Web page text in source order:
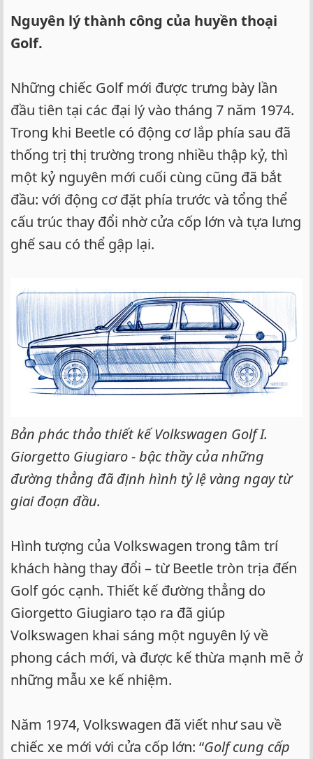
Nguyên lý thành công của huyền thoại
Golf.
Những chiếc Golf mới được trưng bày lần
đầu tiên tại các đại lý vào tháng 7 năm 1974.
Trong khi Beetle có động cơ lắp phía sau đã
thống trị thị trường trong nhiều thập kỷ, thì
một kỷ nguyên mới cuối cùng cũng đã bắt
đầu: với động cơ đặt phía trước và tổng thể
cấu trúc thay đổi nhờ cửa cốp lớn và tựa lưng
ghế sau có thể gập lại.
Bản phác thảo thiết kế Volkswagen Golf I.
Giorgetto Giugiaro - bậc thầy của những
đường thẳng đã định hình tỷ lệ vàng ngay từ
giai đoạn đầu.
Hình tượng của Volkswagen trong tâm trí
khách hàng thay đổi – từ Beetle tròn trịa đến
Golf góc cạnh. Thiết kế đường thẳng do
Giorgetto Giugiaro tạo ra đã giúp
Volkswagen khai sáng một nguyên lý về
phong cách mới, và được kế thừa mạnh mẽ ở
những mẫu xe kế nhiệm.
Năm 1974, Volkswagen đã viết như sau về
chiếc xe mới với cửa cốp lớn: “Golf cung cấp